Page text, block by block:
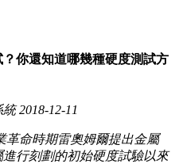
？你還知道哪幾種硬度測試方
統2018-12-11
革命時期雷奧姆爾提出金屬
進行刻劃的初始硬度試驗以來